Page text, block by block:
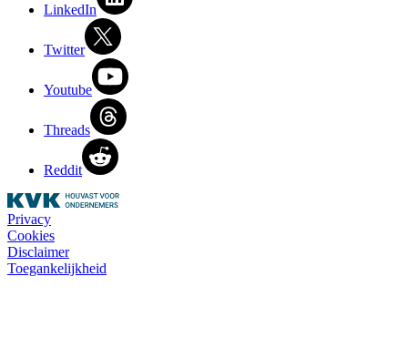
LinkedIn
Twitter
Youtube
Threads
Reddit
Privacy
Cookies
Disclaimer
Toegankelijkheid